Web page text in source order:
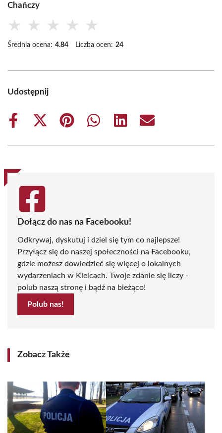
Chańczy
★ ★ ★ ★ ★
Średnia ocena: 4.84 Liczba ocen: 24
Udostępnij
Share
Share
(Twitter)
Share
Share
Share
Share
Dołącz do nas na Facebooku!
Odkrywaj, dyskutuj i dziel się tym co najlepsze!
Przyłącz się do naszej społeczności na Facebooku,
gdzie możesz dowiedzieć się więcej o lokalnych
wydarzeniach w Kielcach. Twoje zdanie się liczy -
polub naszą stronę i bądź na bieżąco!
Polub nas!
Zobacz Także